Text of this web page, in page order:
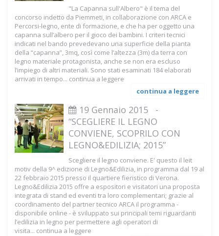
"La Capanna sull'Albero" è il tema del
concorso indetto da Piemmeti, in collaborazione con ARCA e
Percorsi-legno, ente di formazione, e che ha per oggetto una
capanna sull’albero per il gioco dei bambini. I criteri tecnici
indicati nel bando prevedevano una superficie della pianta
della “capanna”, 3mq, così come l’altezza (3m) da terra con
legno materiale protagonista, anche se non era escluso
l’impiego di altri materiali. Sono stati esaminati 184 elaborati
arrivati in tempo... continua a leggere
continua a leggere
19 Gennaio 2015
-
“SCEGLIERE IL LEGNO
CONVIENE, SCOPRILO CON
LEGNO&EDILIZIA; 2015”
Scegliere il legno conviene. E' questo il leit
motiv della 9^ edizione di Legno&Edilizia, in programma dal 19 al
22 febbraio 2015 presso il quartiere fieristico di Verona.
Legno&Edilizia 2015 offre a espositori e visitatori una proposta
integrata di stand ed eventi tra loro complementari; grazie al
coordinamento del partner tecnico ARCA il programma -
disponibile online - è sviluppato sui principali temi riguardanti
l’edilizia in legno per permettere agli operatori di
visita... continua a leggere